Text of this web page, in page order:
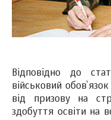
Відповідно до
військовий
від призову на
здобуття освіти на